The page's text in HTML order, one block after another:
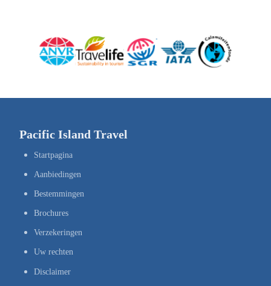
Pacific Island Travel
Startpagina
Aanbiedingen
Bestemmingen
Brochures
Verzekeringen
Uw rechten
Disclaimer